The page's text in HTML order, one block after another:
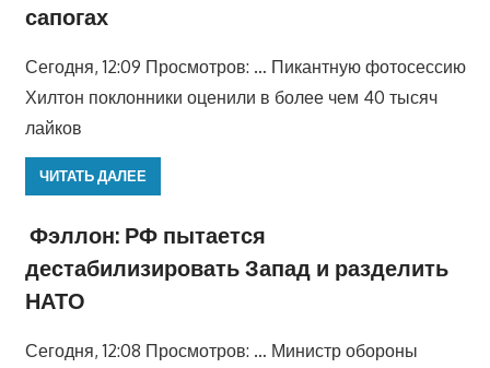
сапогах
Сегодня, 12:09 Просмотров: … Пикантную фотосессию
Хилтон поклонники оценили в более чем 40 тысяч
лайков
ЧИТАТЬ ДАЛЕЕ
Фэллон: РФ пытается
дестабилизировать Запад и разделить
НАТО
Сегодня, 12:08 Просмотров: … Министр обороны